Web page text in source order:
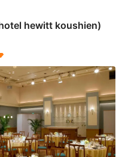
hewitt koushien)